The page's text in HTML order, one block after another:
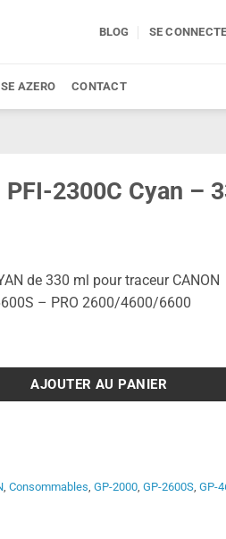
BLOG SE
AZERO CONTACT
2300C Cyan –
de 330 ml pour traceur CANON
– PRO 2600/4600/6600
Cyan - 330 ml
AJOUTER AU PANIER
,Consommables ,GP-2000 ,GP-2600S ,GP-